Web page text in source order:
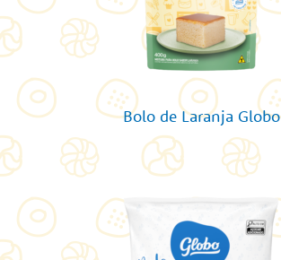
Bolo de Laranja Globo